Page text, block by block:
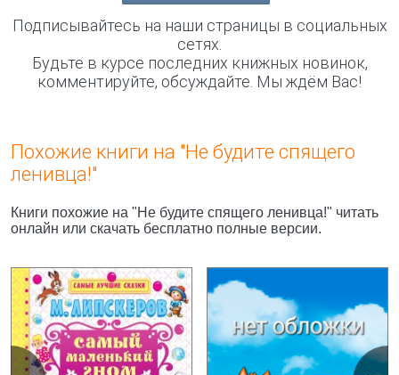
Подписывайтесь на наши страницы в социальных
сетях.
Будьте в курсе последних книжных новинок,
комментируйте, обсуждайте. Мы ждём Вас!
Похожие книги на "Не будите спящего
ленивца!"
Книги похожие на "Не будите спящего ленивца!" читать
онлайн или скачать бесплатно полные версии.